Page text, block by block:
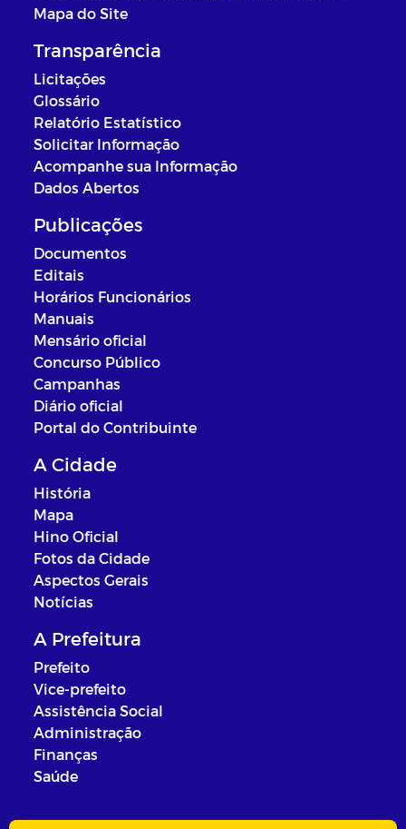
Mapa do Site
Transparência
Licitações
Glossário
Relatório Estatístico
Solicitar Informação
Acompanhe sua Informação
Dados Abertos
Publicações
Documentos
Editais
Horários Funcionários
Manuais
Mensário oficial
Concurso Público
Campanhas
Diário oficial
Portal do Contribuinte
A Cidade
História
Mapa
Hino Oficial
Fotos da Cidade
Aspectos Gerais
Notícias
A Prefeitura
Prefeito
Vice-prefeito
Assistência Social
Administração
Finanças
Saúde